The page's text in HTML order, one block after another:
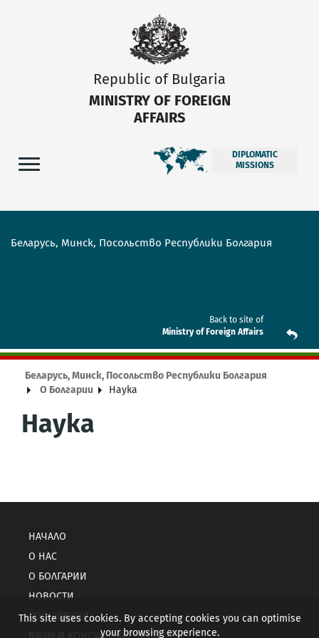
Republic of Bulgaria
MINISTRY OF FOREIGN
AFFAIRS
DIPLOMATIC
MISSIONS
Беларусь, Минск, Посольство Республики Болгария
Back to site of
Ministry of Foreign Affairs
Беларусь, Минск, Посольство Республики Болгария
О Болгарии
Наука
Наука
НАЧАЛО
О НАС
О БОЛГАРИИ
НОВОСТИ
СООБЩЕНИЯ
This site uses cookies. By accepting cookies you can optimise
your browsing experience.